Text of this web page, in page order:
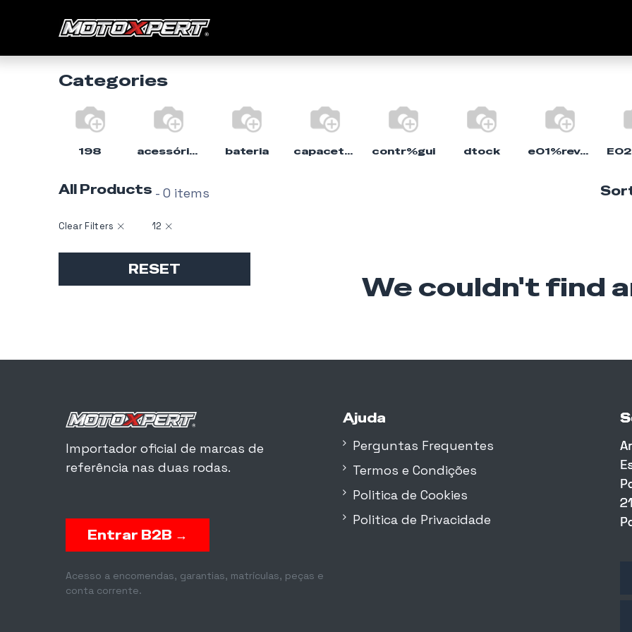
Categories
198 acessórios bateria capacete%moto contr%gui dtock e01%revolver
All Products - 0 items
Clear Filters 12
RESET
We couldn't find
Importador oficial de marcas de
referência nas duas rodas.
Entrar B2B →
Acesso a encomendas, garantias, matrículas, peças e
conta corrente.
Ajuda
Perguntas Frequentes
Termos e Condições
Politica de Cookies
Politica de Privacidade